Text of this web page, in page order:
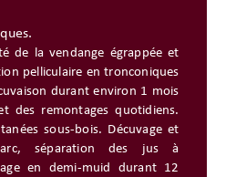
de la vendange égrappée et
pelliculaire en tronconiques
durant environ 1 mois
des remontages quotidiens.
sous-bois. Décuvage et
séparation des jus à
en demi-muid durant 12